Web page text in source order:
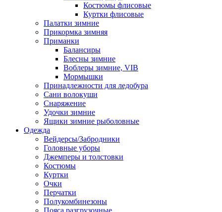
Костюмы флисовые
Куртки флисовые
Палатки зимние
Прикормка зимняя
Приманки
Балансиры
Блесны зимние
Воблеры зимние, VIB
Мормышки
Принадлежности для ледобура
Сани волокуши
Снаряжение
Удочки зимние
Ящики зимние рыболовные
Одежда
Вейдерсы/Забродники
Головные уборы
Джемперы и толстовки
Костюмы
Куртки
Очки
Перчатки
Полукомбинезоны
Пояса разгрузочные